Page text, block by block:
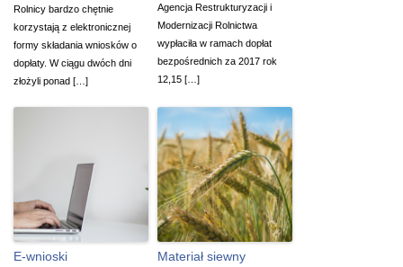
Rolnicy bardzo chętnie
korzystają z elektronicznej
formy składania wniosków o
dopłaty. W ciągu dwóch dni
złożyli ponad […]
Agencja Restrukturyzacji i
Modernizacji Rolnictwa
wypłaciła w ramach dopłat
bezpośrednich za 2017 rok
12,15 […]
E-wnioski
Materiał siewny